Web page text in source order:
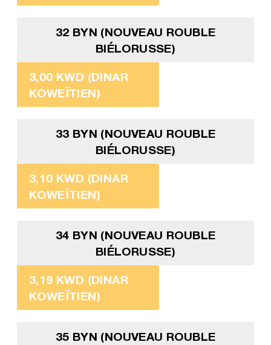
32 BYN (NOUVEAU ROUBLE
BIÉLORUSSE)
3,00 KWD (DINAR
KOWEÏTIEN)
33 BYN (NOUVEAU ROUBLE
BIÉLORUSSE)
3,10 KWD (DINAR
KOWEÏTIEN)
34 BYN (NOUVEAU ROUBLE
BIÉLORUSSE)
3,19 KWD (DINAR
KOWEÏTIEN)
35 BYN (NOUVEAU ROUBLE